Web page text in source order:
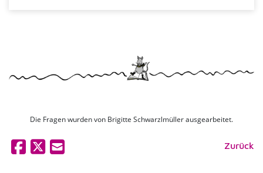
Die Fragen wurden von Brigitte Schwarzlmüller ausgearbeitet.
Zurück